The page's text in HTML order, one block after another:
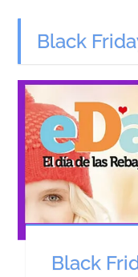
Black
Black